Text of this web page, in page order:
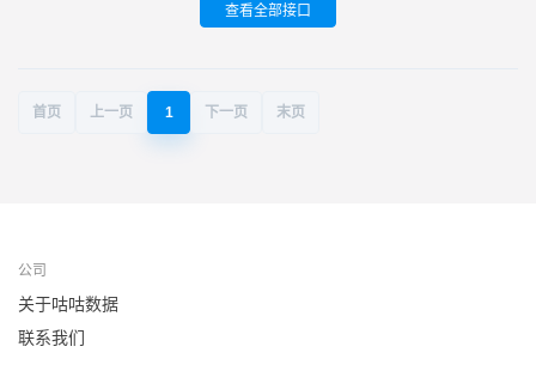
查看全部接口
首页 上一页 1 下一页 末页
公司
关于咕咕数据
联系我们